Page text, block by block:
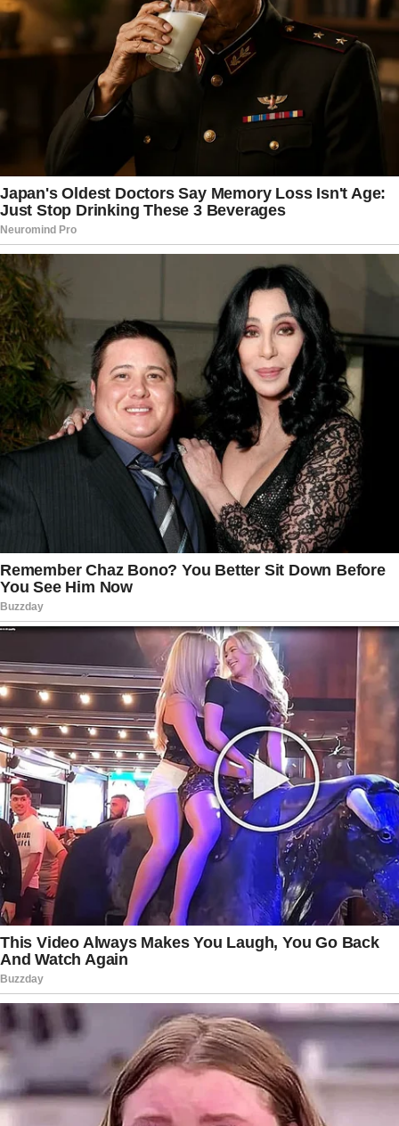
interesse pela protagonista mesmo enfrentando
problemas em seu relacionamento anterior. Em
fóruns e discussões online, muitos internautas
apontaram que o roteiro aposta em um romance
cheio de obstáculos para manter o público
envolvido nos próximos capítulos da novela.
Com reviravoltas constantes, “Quem Ama Cuida”
segue apostando em dramas familiares,
romances inesperados e segredos capazes de
mudar completamente o rumo dos personagens.
A expectativa agora gira em torno da decisão de
Pedro diante do casamento de Adriana com
Arthur e das consequências que esse conflito
poderá causar em toda a família. A novela
continua ampliando a tensão a cada capítulo e
reforçando seu espaço entre os assuntos mais
comentados da televisão brasileira.